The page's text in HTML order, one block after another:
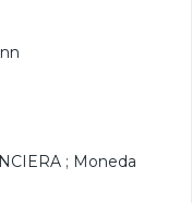
; Moneda